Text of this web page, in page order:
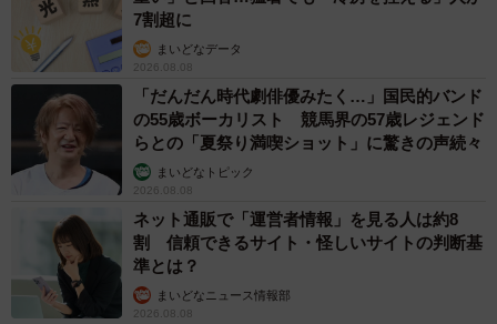
ふだんの横綱ちゃんは、どんな子なのでしょうか。飼い主
さんが教えてくれたのは、なんともかわいらしい日常の風
景でした。
「とても甘えん坊で、感情が顔に出やすい子ですね」
夜は飼い主さんの腕枕で眠るのがお決まりなのだとか。そ
して、飼い主さんの反応をうかがうこともあるようで
――。
7割超に
まいどなデータ
2026.08.08
「だんだん時代劇俳優みたく…」国民的バンド
の55歳ボーカリスト 競馬界の57歳レジェンド
らとの「夏祭り満喫ショット」に驚きの声続々
まいどなトピック
2026.08.08
ネット通販で「運営者情報」を見る人は約8
割 信頼できるサイト・怪しいサイトの判断基
準とは？
まいどなニュース情報部
2026.08.08